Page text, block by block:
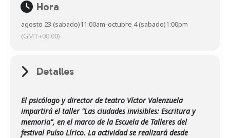
Hora
agosto 23 (sabado)11:00am-octubre 4 (sabado)1:00pm
(GMT+00:00)
Detalles
El psicólogo y director de teatro Víctor Valenzuela
impartirá el taller "Las ciudades invisibles: Escritura y
memoria", en el marco de la Escuela de Talleres del
festival Pulso Lírico. La actividad se realizará desde